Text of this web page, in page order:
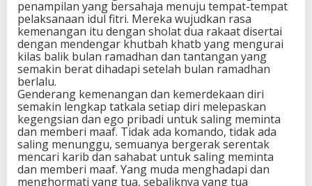
penampilan yang bersahaja menuju tempat-tempat
pelaksanaan idul fitri. Mereka wujudkan rasa
kemenangan itu dengan sholat dua rakaat disertai
dengan mendengar khutbah khatb yang mengurai
kilas balik bulan ramadhan dan tantangan yang
semakin berat dihadapi setelah bulan ramadhan
berlalu.
Genderang kemenangan dan kemerdekaan diri
semakin lengkap tatkala setiap diri melepaskan
kegengsian dan ego pribadi untuk saling meminta
dan memberi maaf. Tidak ada komando, tidak ada
saling menunggu, semuanya bergerak serentak
mencari karib dan sahabat untuk saling meminta
dan memberi maaf. Yang muda menghadapi dan
menghormati yang tua, sebaliknya yang tua